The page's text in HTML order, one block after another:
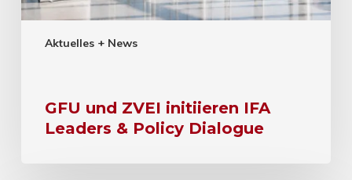
Aktuelles + News
GFU und ZVEI initiieren IFA
Leaders & Policy Dialogue